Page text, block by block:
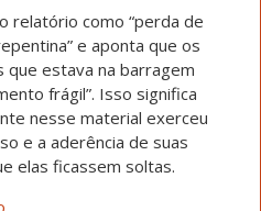
relatório como “perda de
e aponta que os
estava na barragem
frágil”. Isso significa
nesse material exerceu
e a aderência de suas
elas ficassem soltas.